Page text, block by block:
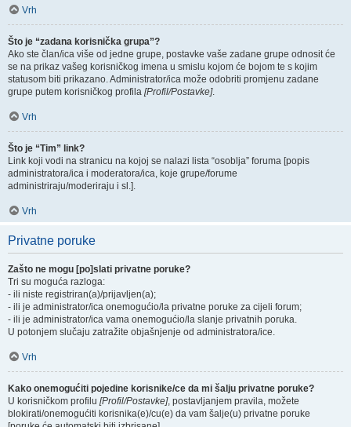
Vrh
Što je “zadana korisnička grupa”?
Ako ste član/ica više od jedne grupe, postavke vaše zadane grupe odnosit će
se na prikaz vašeg korisničkog imena u smislu kojom će bojom te s kojim
statusom biti prikazano. Administrator/ica može odobriti promjenu zadane
grupe putem korisničkog profila [Profil/Postavke].
Vrh
Što je “Tim” link?
Link koji vodi na stranicu na kojoj se nalazi lista “osoblja” foruma [popis
administratora/ica i moderatora/ica, koje grupe/forume
administriraju/moderiraju i sl.].
Vrh
Privatne poruke
Zašto ne mogu [po]slati privatne poruke?
Tri su moguća razloga:
- ili niste registriran(a)/prijavljen(a);
- ili je administrator/ica onemogućio/la privatne poruke za cijeli forum;
- ili je administrator/ica vama onemogućio/la slanje privatnih poruka.
U potonjem slučaju zatražite objašnjenje od administratora/ice.
Vrh
Kako onemogućiti pojedine korisnike/ce da mi šalju privatne poruke?
U korisničkom profilu [Profil/Postavke], postavljanjem pravila, možete
blokirati/onemogućiti korisnika(e)/cu(e) da vam šalje(u) privatne poruke